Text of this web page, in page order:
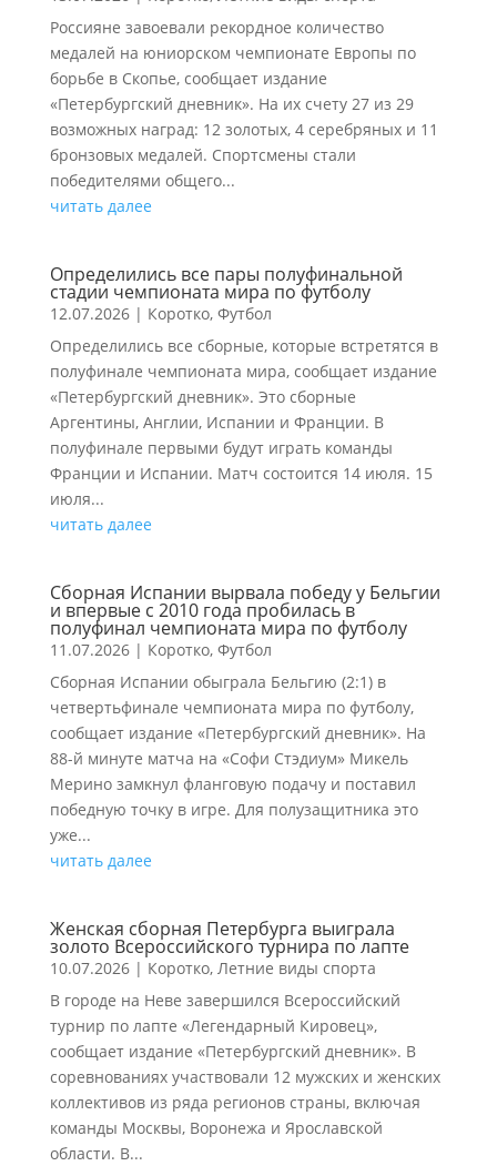
Россияне завоевали рекордное количество
медалей на юниорском чемпионате Европы по
борьбе в Скопье, сообщает издание
«Петербургский дневник». На их счету 27 из 29
возможных наград: 12 золотых, 4 серебряных и 11
бронзовых медалей. Спортсмены стали
победителями общего...
читать далее
Определились все пары полуфинальной
стадии чемпионата мира по футболу
12.07.2026| Коротко, Футбол
Определились все сборные, которые встретятся в
полуфинале чемпионата мира, сообщает издание
«Петербургский дневник». Это сборные
Аргентины, Англии, Испании и Франции. В
полуфинале первыми будут играть команды
Франции и Испании. Матч состоится 14 июля. 15
июля...
читать далее
Сборная Испании вырвала победу у Бельгии
и впервые с 2010 года пробилась в
полуфинал чемпионата мира по футболу
11.07.2026| Коротко, Футбол
Сборная Испании обыграла Бельгию (2:1) в
четвертьфинале чемпионата мира по футболу,
сообщает издание «Петербургский дневник». На
88-й минуте матча на «Софи Стэдиум» Микель
Мерино замкнул фланговую подачу и поставил
победную точку в игре. Для полузащитника это
уже...
читать далее
Женская сборная Петербурга выиграла
золото Всероссийского турнира по лапте
10.07.2026| Коротко, Летние виды спорта
В городе на Неве завершился Всероссийский
турнир по лапте «Легендарный Кировец»,
сообщает издание «Петербургский дневник». В
соревнованиях участвовали 12 мужских и женских
коллективов из ряда регионов страны, включая
команды Москвы, Воронежа и Ярославской
области. В...